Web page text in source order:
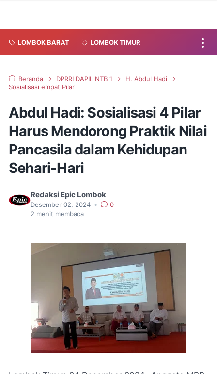
LOMBOK BARAT LOMBOK TIMUR
Beranda DPRRI DAPIL NTB 1
H. Abdul Hadi
Sosialisasi empat Pilar
Abdul Hadi: Sosialisasi 4 Pilar
Harus Mendorong Praktik Nilai
Pancasila dalam Kehidupan
Sehari-Hari
Redaksi Epic Lombok
Desember 02, 2024 •
0
2 menit membaca